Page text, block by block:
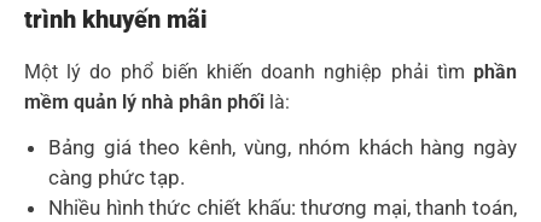
trình khuyến mãi
Một lý do phổ biến khiến doanh nghiệp phải tìm phần
mềm quản lý nhà phân phối là:
Bảng giá theo kênh, vùng, nhóm khách hàng ngày
càng phức tạp.
Nhiều hình thức chiết khấu: thương mại, thanh toán,